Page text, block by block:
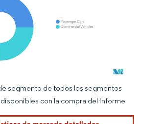
El uso requiere atribución según CC BY 4.0.
segmento de todos los segmentos
con la compra del informe